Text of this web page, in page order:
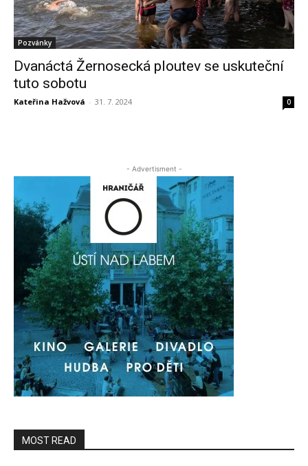
Pozvánky
Dvanáctá Žernosecká ploutev se uskuteční
tuto sobotu
Kateřina Hažvová - 31. 7. 2024 0
- Advertisment -
MOST READ